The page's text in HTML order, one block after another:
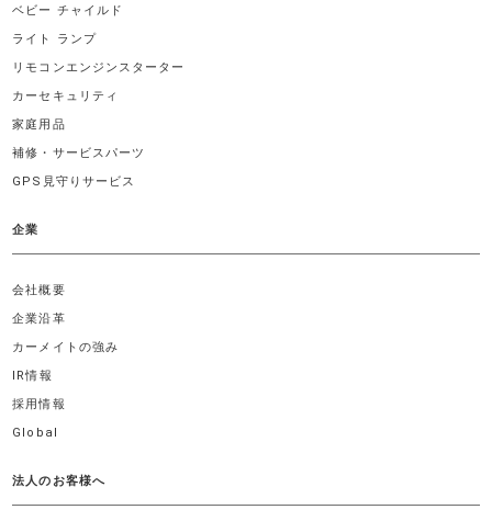
ベビー チャイルド
ライト ランプ
リモコンエンジンスターター
カーセキュリティ
家庭用品
補修・サービスパーツ
GPS見守りサービス
企業
会社概要
企業沿革
カーメイトの強み
IR情報
採用情報
Global
法人のお客様へ